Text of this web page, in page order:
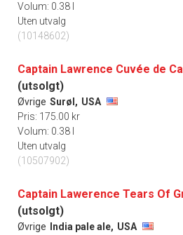
Volum: 0.38 l
Uten utvalg
(10148602)
Captain Lawrence Cuvée de
(utsolgt)
Øvrige Surøl, USA
Pris: 175.00 kr
Volum: 0.38 l
Uten utvalg
(10507902)
Captain Lawerence Tears Of
(utsolgt)
Øvrige India pale ale, USA